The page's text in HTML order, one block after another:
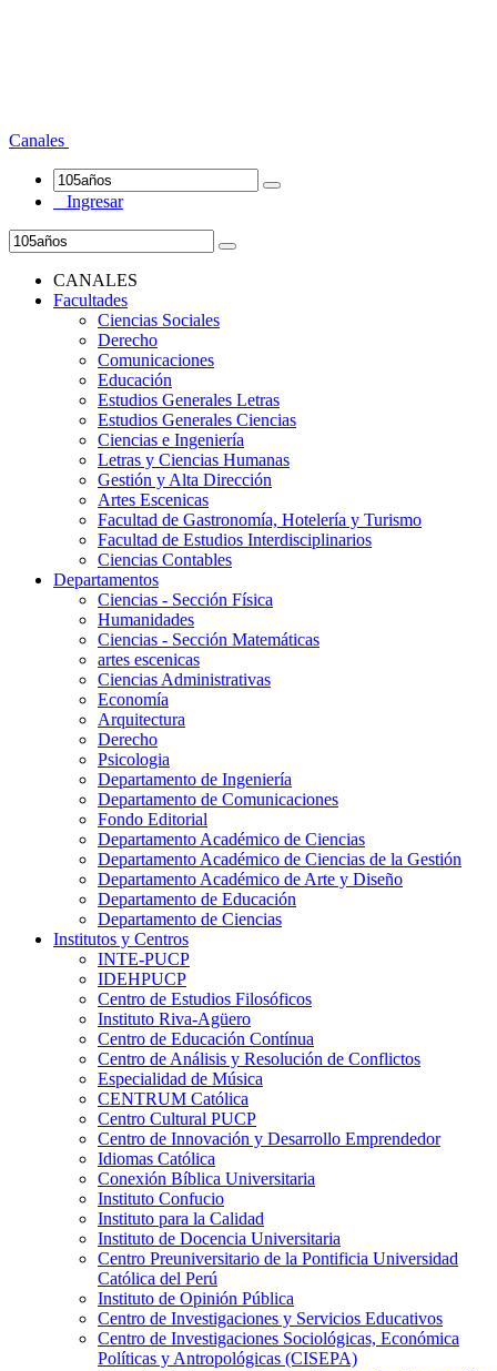
Canales
Ingresar
CANALES
Facultades
Ciencias Sociales
Derecho
Comunicaciones
Educación
Estudios Generales Letras
Estudios Generales Ciencias
Ciencias e Ingeniería
Letras y Ciencias Humanas
Gestión y Alta Dirección
Artes Escenicas
Facultad de Gastronomía, Hotelería y Turismo
Facultad de Estudios Interdisciplinarios
Ciencias Contables
Departamentos
Ciencias - Sección Física
Humanidades
Ciencias - Sección Matemáticas
artes escenicas
Ciencias Administrativas
Economía
Arquitectura
Derecho
Psicologia
Departamento de Ingeniería
Departamento de Comunicaciones
Fondo Editorial
Departamento Académico de Ciencias
Departamento Académico de Ciencias de la Gestión
Departamento Académico de Arte y Diseño
Departamento de Educación
Departamento de Ciencias
Institutos y Centros
INTE-PUCP
IDEHPUCP
Centro de Estudios Filosóficos
Instituto Riva-Agüero
Centro de Educación Contínua
Centro de Análisis y Resolución de Conflictos
Especialidad de Música
CENTRUM Católica
Centro Cultural PUCP
Centro de Innovación y Desarrollo Emprendedor
Idiomas Católica
Conexión Bíblica Universitaria
Instituto Confucio
Instituto para la Calidad
Instituto de Docencia Universitaria
Centro Preuniversitario de la Pontificia Universidad
Católica del Perú
Instituto de Opinión Pública
Centro de Investigaciones y Servicios Educativos
Centro de Investigaciones Sociológicas, Económica
Políticas y Antropológicas (CISEPA)